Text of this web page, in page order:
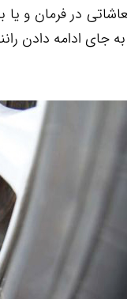
در فرمان
ادامه دادن